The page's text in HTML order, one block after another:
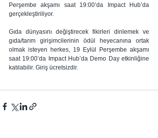
Perşembe akşamı saat 19:00’da Impact Hub’da
gerçekleştiriliyor.
Gıda dünyasını değiştirecek fikirleri dinlemek ve
gıda/tarım girişimcilerinin ödül heyecanına ortak
olmak isteyen herkes, 19 Eylül Perşembe akşamı
saat 19:00’da Impact Hub’da Demo Day etkinliğine
katılabilir. Giriş ücretsizdir.